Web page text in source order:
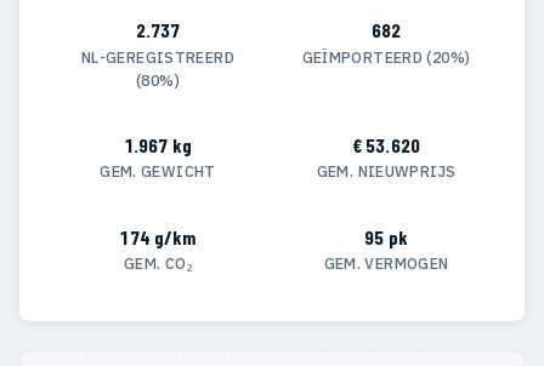
2.737
NL-GEREGISTREERD
(80%)
682
GEÏMPORTEERD (20%)
1.967 kg
GEM. GEWICHT
€ 53.620
GEM. NIEUWPRIJS
174 g/km
GEM. CO₂
95 pk
GEM. VERMOGEN